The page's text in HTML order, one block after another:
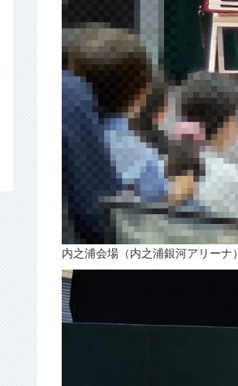
内之浦会場（内之浦銀河アリーナ）